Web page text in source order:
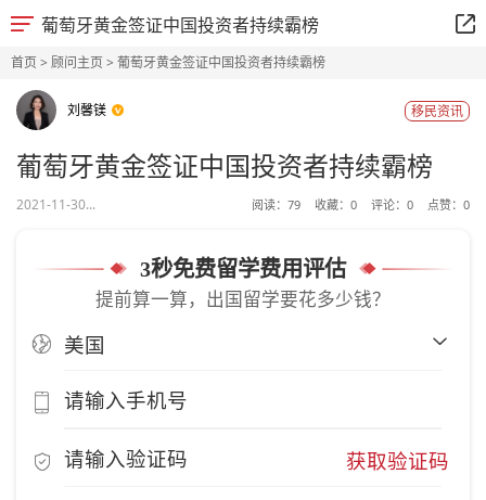
葡萄牙黄金签证中国投资者持续霸榜
首页> 顾问主页> 葡萄牙黄金签证中国投资者持续霸榜
刘馨镁 移民资讯
葡萄牙黄金签证中国投资者持续霸榜
2021-11-30... 阅读： 79 收藏： 0 评论： 0 点赞： 0
3秒免费留学费用评估
提前算一算，出国留学要花多少钱？
获取验证码